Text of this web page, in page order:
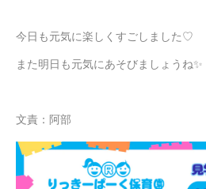
今日も元気に楽しくすごしました♡
また明日も元気にあそびましょうね✨
文責：阿部